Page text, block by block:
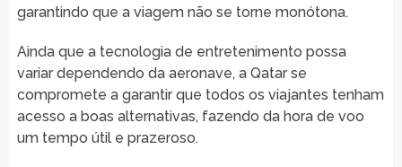
garantindo que a viagem não se torne monótona.
Ainda que a tecnologia de entretenimento possa
variar dependendo da aeronave, a Qatar se
compromete a garantir que todos os viajantes tenham
acesso a boas alternativas, fazendo da hora de voo
um tempo útil e prazeroso.